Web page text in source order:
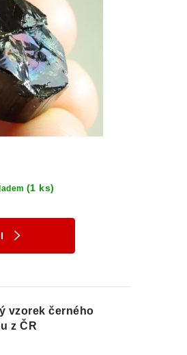
(1 ks)
vzorek černého
z ČR